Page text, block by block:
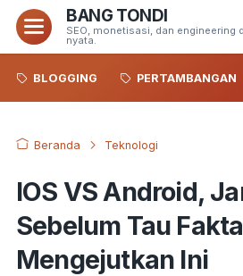
Menu
BANG TONDI
SEO, monetisasi, dan engineering
nyata.
BLOGGING PERTAMBANGAN
Beranda Teknologi
IOS VS Android,
Sebelum Tau Fakta
Mengejutkan Ini